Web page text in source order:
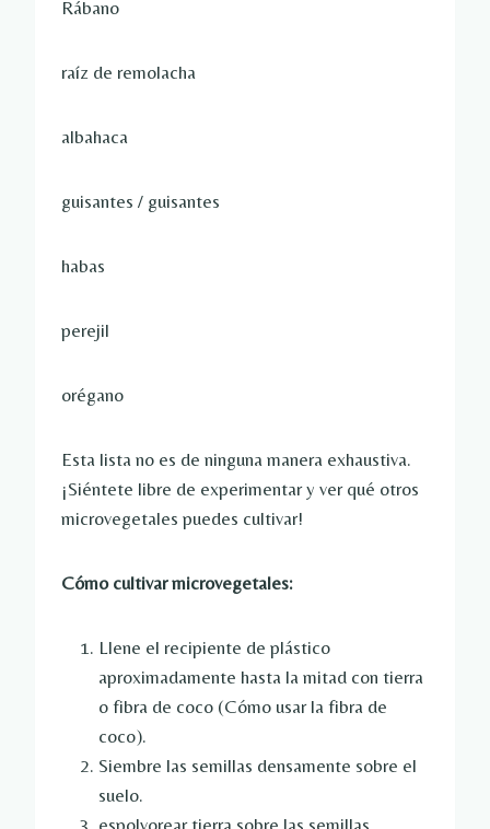
Rábano
raíz de remolacha
albahaca
guisantes / guisantes
habas
perejil
orégano
Esta lista no es de ninguna manera exhaustiva.
¡Siéntete libre de experimentar y ver qué otros
microvegetales puedes cultivar!
Cómo cultivar microvegetales:
Llene el recipiente de plástico
aproximadamente hasta la mitad con tierra
o fibra de coco (Cómo usar la fibra de
coco).
Siembre las semillas densamente sobre el
suelo.